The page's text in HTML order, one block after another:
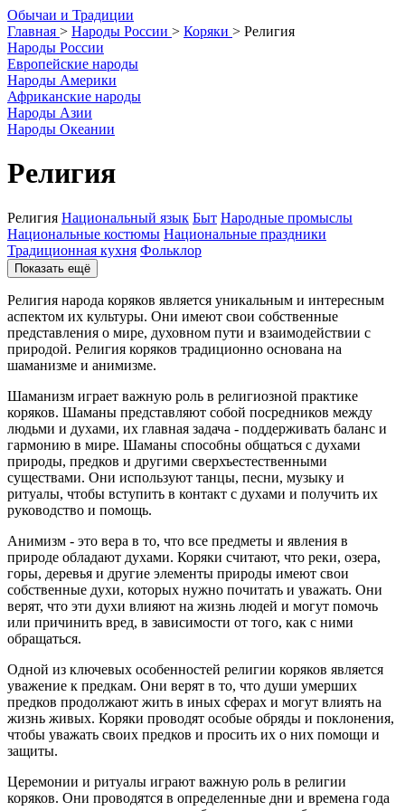
Обычаи и Традиции
Главная > Народы России > Коряки > Религия
Народы России
Европейские народы
Народы Америки
Африканские народы
Народы Азии
Народы Океании
Религия
Религия Национальный язык Быт Народные промыслы
Национальные костюмы Национальные праздники
Традиционная кухня Фольклор
Показать ещё
Религия народа коряков является уникальным и интересным
аспектом их культуры. Они имеют свои собственные
представления о мире, духовном пути и взаимодействии с
природой. Религия коряков традиционно основана на
шаманизме и анимизме.
Шаманизм играет важную роль в религиозной практике
коряков. Шаманы представляют собой посредников между
людьми и духами, их главная задача - поддерживать баланс и
гармонию в мире. Шаманы способны общаться с духами
природы, предков и другими сверхъестественными
существами. Они используют танцы, песни, музыку и
ритуалы, чтобы вступить в контакт с духами и получить их
руководство и помощь.
Анимизм - это вера в то, что все предметы и явления в
природе обладают духами. Коряки считают, что реки, озера,
горы, деревья и другие элементы природы имеют свои
собственные духи, которых нужно почитать и уважать. Они
верят, что эти духи влияют на жизнь людей и могут помочь
или причинить вред, в зависимости от того, как с ними
обращаться.
Одной из ключевых особенностей религии коряков является
уважение к предкам. Они верят в то, что души умерших
предков продолжают жить в иных сферах и могут влиять на
жизнь живых. Коряки проводят особые обряды и поклонения,
чтобы уважать своих предков и просить их о них помощи и
защиты.
Церемонии и ритуалы играют важную роль в религии
коряков. Они проводятся в определенные дни и времена года